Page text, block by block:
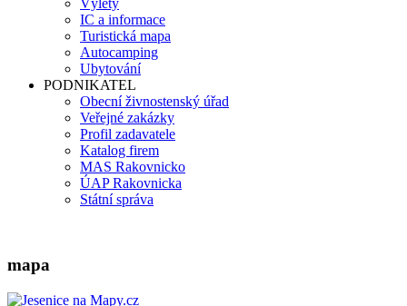
IC a informace
Turistická mapa
Autocamping
Ubytování
PODNIKATEL
Obecní živnostenský úřad
Veřejné zakázky
Profil zadavatele
Katalog firem
MAS Rakovnicko
ÚAP Rakovnicka
Státní správa
mapa